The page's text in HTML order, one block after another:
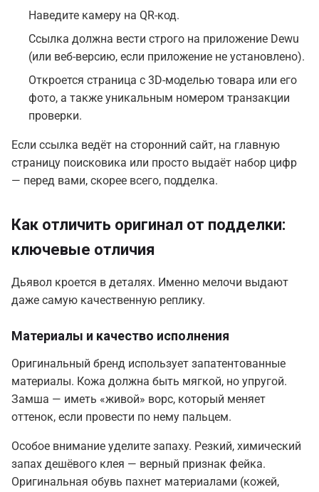
Наведите камеру на QR-код.
Ссылка должна вести строго на приложение Dewu
(или веб-версию, если приложение не установлено).
Откроется страница с 3D-моделью товара или его
фото, а также уникальным номером транзакции
проверки.
Если ссылка ведёт на сторонний сайт, на главную
страницу поисковика или просто выдаёт набор цифр
— перед вами, скорее всего, подделка.
Как отличить оригинал от подделки:
ключевые отличия
Дьявол кроется в деталях. Именно мелочи выдают
даже самую качественную реплику.
Материалы и качество исполнения
Оригинальный бренд использует запатентованные
материалы. Кожа должна быть мягкой, но упругой.
Замша — иметь «живой» ворс, который меняет
оттенок, если провести по нему пальцем.
Особое внимание уделите запаху. Резкий, химический
запах дешёвого клея — верный признак фейка.
Оригинальная обувь пахнет материалами (кожей,